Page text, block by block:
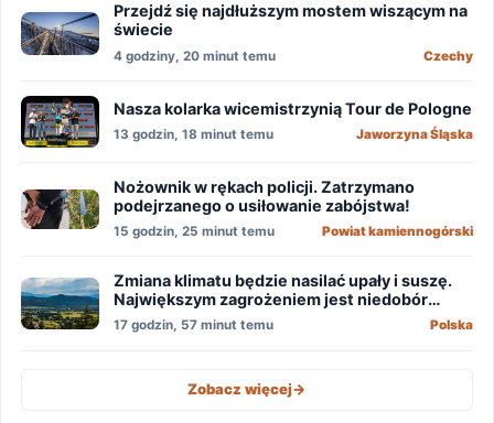
Przejdź się najdłuższym mostem wiszącym na
świecie
4 godziny, 20 minut temu Czechy
Nasza kolarka wicemistrzynią Tour de Pologne
13 godzin, 18 minut temu Jaworzyna Śląska
Nożownik w rękach policji. Zatrzymano
podejrzanego o usiłowanie zabójstwa!
15 godzin, 25 minut temu Powiat kamiennogórski
Zmiana klimatu będzie nasilać upały i suszę.
Największym zagrożeniem jest niedobór
wody
17 godzin, 57 minut temu Polska
Zobacz więcej->